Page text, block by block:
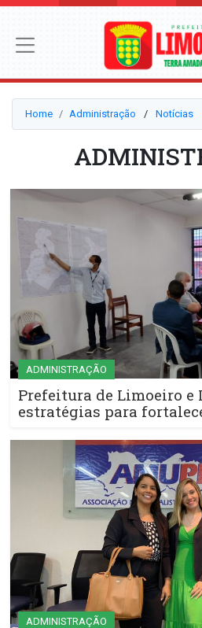
Home Administração ⠀/⠀ Notícias
ADMINISTRAÇÃO
Prefeitura de Limoeiro e
estratégias para
ADMINISTRAÇÃO